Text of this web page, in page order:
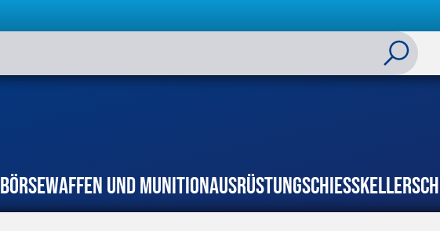
BörseWaffen und MunitionAusrüstungSchiesskeller